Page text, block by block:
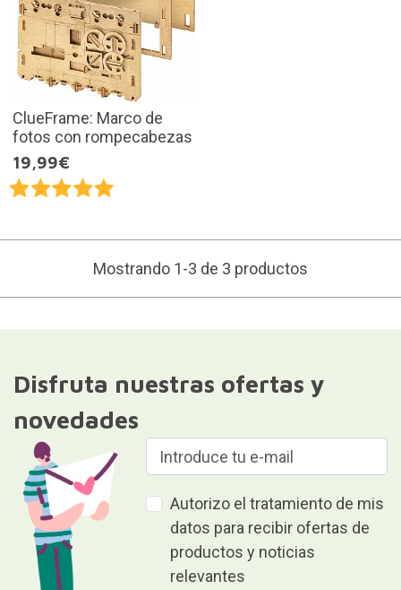
ClueFrame: Marco de
fotos con rompecabezas
19,99€
Mostrando 1-3 de 3 productos
Disfruta nuestras ofertas y
novedades
Autorizo el tratamiento de mis
datos para recibir ofertas de
productos y noticias
relevantes